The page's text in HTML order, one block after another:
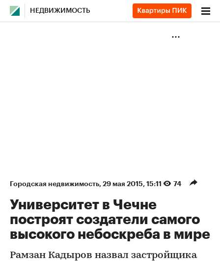
НЕДВИЖИМОСТЬ
Городская недвижимость⁠, 29 мая 2015, 15:11 74
Университет в Чечне
построят создатели самого
высокого небоскреба в мире
Рамзан Кадыров назвал застройщика